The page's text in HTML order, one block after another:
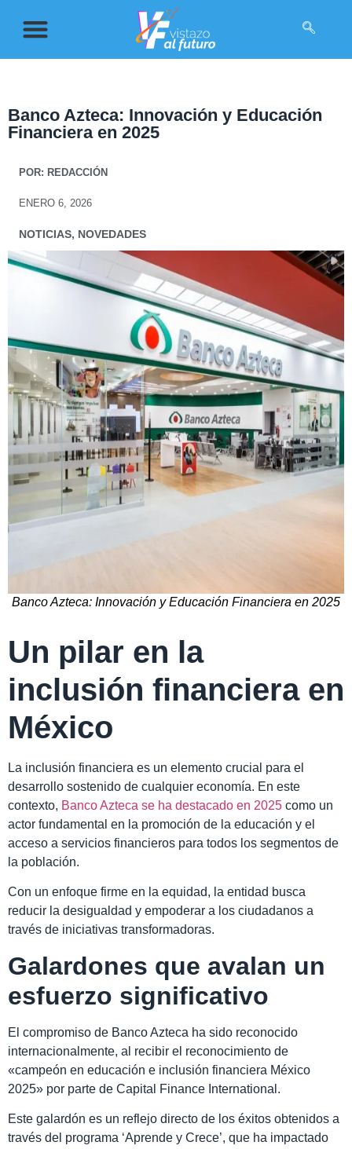
Banco Azteca: Innovación y Educación
Financiera en 2025
POR: REDACCIÓN
ENERO 6, 2026
NOTICIAS, NOVEDADES
Banco Azteca: Innovación y Educación Financiera en 2025
Un pilar en la
inclusión financiera en
México
La inclusión financiera es un elemento crucial para el
desarrollo sostenido de cualquier economía. En este
contexto, Banco Azteca se ha destacado en 2025 como un
actor fundamental en la promoción de la educación y el
acceso a servicios financieros para todos los segmentos de
la población.
Con un enfoque firme en la equidad, la entidad busca
reducir la desigualdad y empoderar a los ciudadanos a
través de iniciativas transformadoras.
Galardones que avalan un
esfuerzo significativo
El compromiso de Banco Azteca ha sido reconocido
internacionalmente, al recibir el reconocimiento de
«campeón en educación e inclusión financiera México
2025» por parte de Capital Finance International.
Este galardón es un reflejo directo de los éxitos obtenidos a
través del programa ‘Aprende y Crece’, que ha impactado